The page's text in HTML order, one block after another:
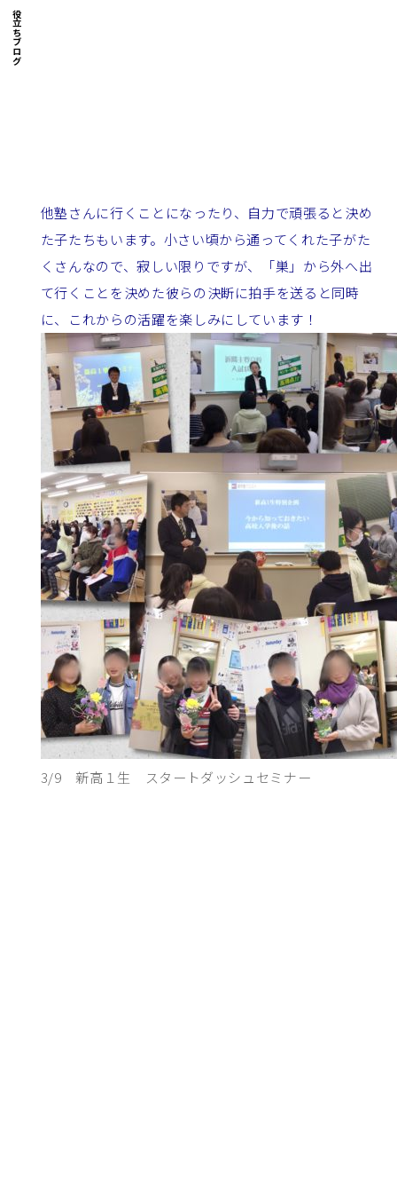
お役立ちブログ
他塾さんに行くことになったり、自力で頑張ると決め
た子たちもいます。小さい頃から通ってくれた子がた
くさんなので、寂しい限りですが、「巣」から外へ出
て行くことを決めた彼らの決断に拍手を送ると同時
に、これからの活躍を楽しみにしています！
3/9 新高１生 スタートダッシュセミナー